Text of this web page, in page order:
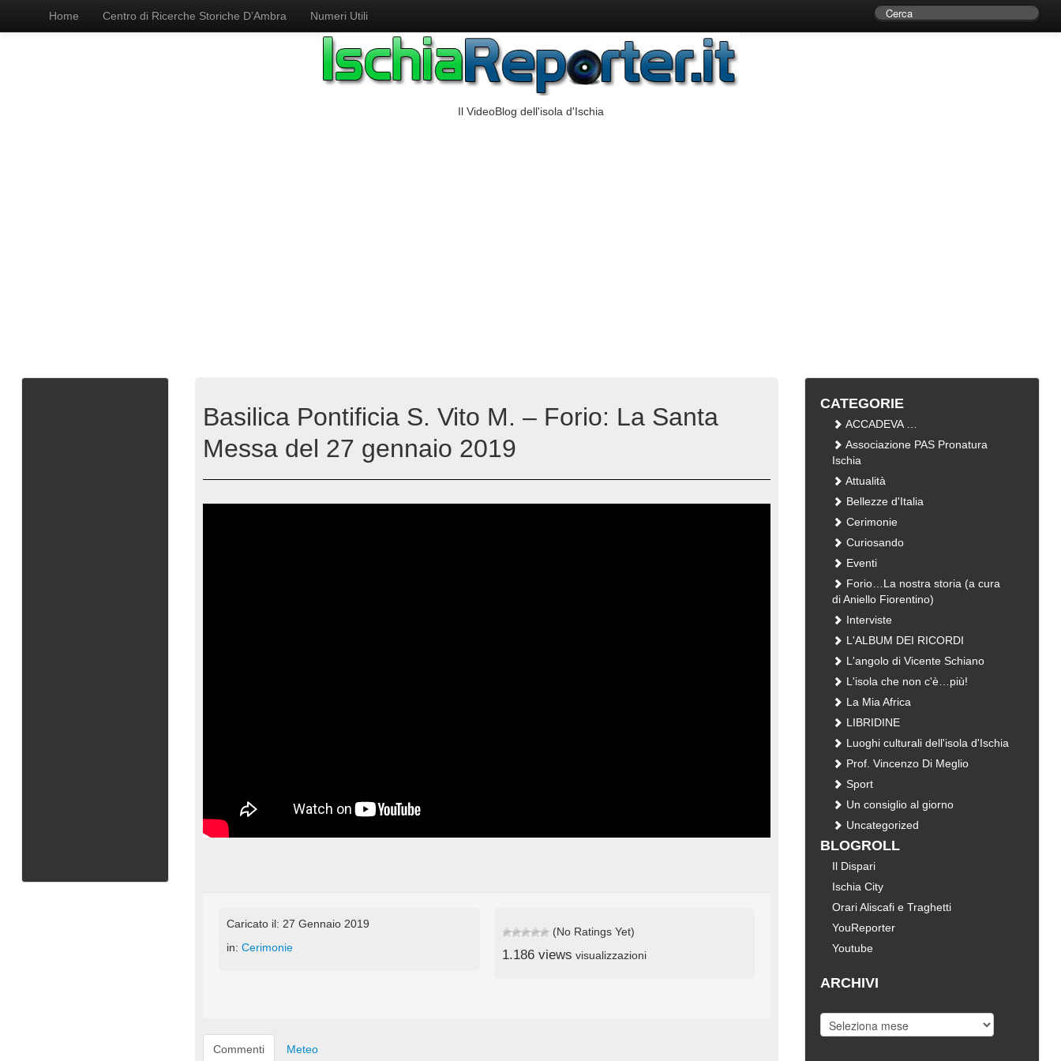
Home Centro di Ricerche Storiche D’Ambra Numeri Utili
Il VideoBlog dell'isola d'Ischia
Basilica Pontificia S. Vito M. – Forio: La Santa
Messa del 27 gennaio 2019
Caricato il: 27 Gennaio 2019
in:Cerimonie
(No Ratings Yet)
1.186 views visualizzazioni
Commenti Meteo
CATEGORIE
ACCADEVA …
Associazione PAS Pronatura
Ischia
Attualità
Bellezze d'Italia
Cerimonie
Curiosando
Eventi
Forio…La nostra storia (a cura
di Aniello Fiorentino)
Interviste
L'ALBUM DEI RICORDI
L'angolo di Vicente Schiano
L'isola che non c'è…più!
La Mia Africa
LIBRIDINE
Luoghi culturali dell'isola d'Ischia
Prof. Vincenzo Di Meglio
Sport
Un consiglio al giorno
Uncategorized
BLOGROLL
Il Dispari
Ischia City
Orari Aliscafi e Traghetti
YouReporter
Youtube
ARCHIVI